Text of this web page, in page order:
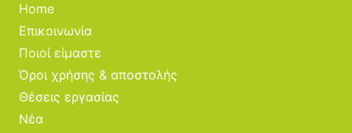
Home
Επικοινωνία
Ποιοί είμαστε
Όροι χρήσης & αποστολής
Θέσεις εργασίας
Νέα